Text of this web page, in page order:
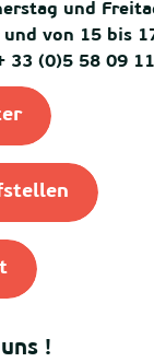
und
und von 15 bis
33 (0)5 58 09
!